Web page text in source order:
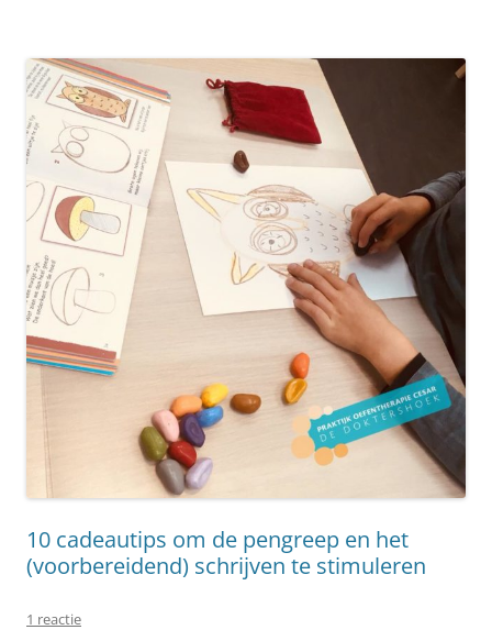
10 cadeautips om de pengreep en het
(voorbereidend) schrijven te stimuleren
1 reactie